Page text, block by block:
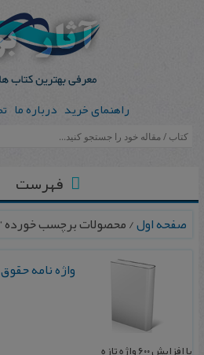
راهنمای خرید درباره ما
فهرست
صفحه اول/ محصولات برچسب خورده
واژه‌ ن‍ام‍ه‌
ب‍ا اف‍زایش‌ ۶۰۰ واژه‌ ت‍ازه